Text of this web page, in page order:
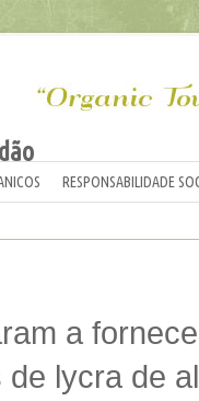
RESPONSABILIDADE
a
de lycra de